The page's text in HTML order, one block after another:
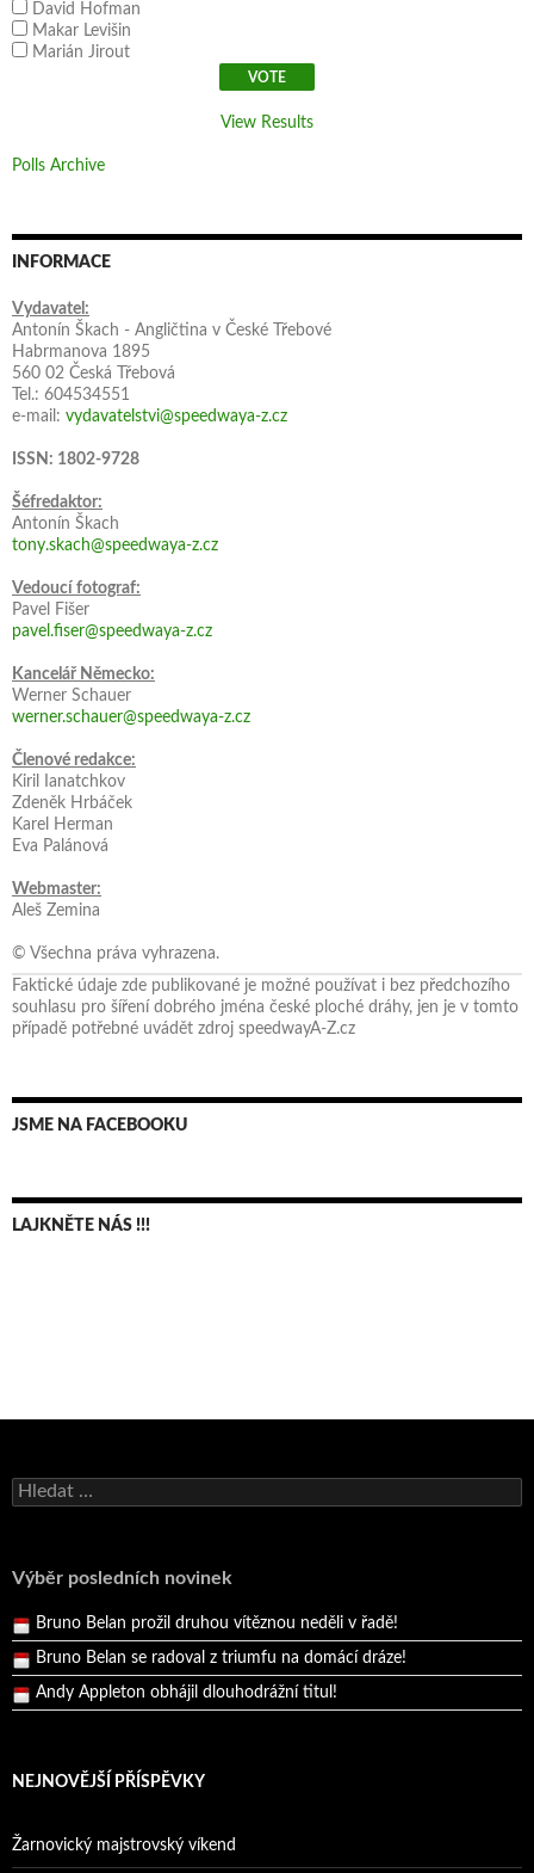
David Hofman
Makar Levišin
Marián Jirout
View Results
Polls Archive
INFORMACE
Vydavatel:
Antonín Škach - Angličtina v České Třebové
Habrmanova 1895
560 02 Česká Třebová
Tel.: 604534551
e-mail: vydavatelstvi@speedwaya-z.cz
ISSN: 1802-9728
Šéfredaktor:
Antonín Škach
tony.skach@speedwaya-z.cz
Vedoucí fotograf:
Pavel Fišer
pavel.fiser@speedwaya-z.cz
Kancelář Německo:
Werner Schauer
werner.schauer@speedwaya-z.cz
Členové redakce:
Kiril Ianatchkov
Zdeněk Hrbáček
Karel Herman
Eva Palánová
Webmaster:
Aleš Zemina
© Všechna práva vyhrazena.
Faktické údaje zde publikované je možné používat i bez předchozího
souhlasu pro šíření dobrého jména české ploché dráhy, jen je v tomto
případě potřebné uvádět zdroj speedwayA-Z.cz
JSME NA FACEBOOKU
LAJKNĚTE NÁS !!!
Vyhledávání
Výběr posledních novinek
Andy Appleton obhájil dlouhodrážní titul!
Bruno Belan se radoval z triumfu na domácí dráze!
Andy Appleton obhájil dlouhodrážní titul!
Reprezentační dvojice brala český titul!
NEJNOVĚJŠÍ PŘÍSPĚVKY
Žarnovický majstrovský víkend